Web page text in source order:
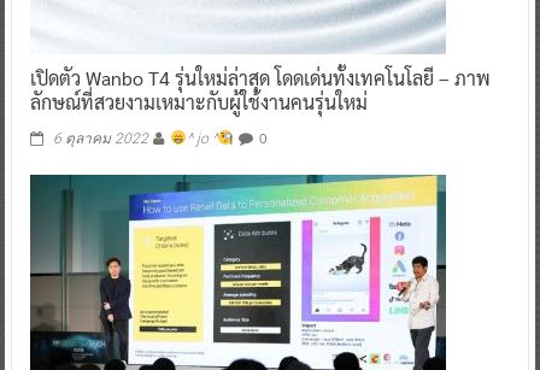
เปิดตัว Wanbo T4 รุ่นใหม่ล่าสุด โดดเด่นทั้งเทคโนโลยี – ภาพ
ลักษณ์ที่สวยงามเหมาะกับผู้ใช้งานคนรุ่นใหม่
6 ตุลาคม 2022 ^ jo ^ 0